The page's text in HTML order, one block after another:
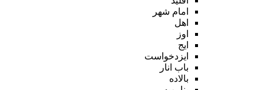
امام شهر
اهل
اوز
ایج
ایزدخواست
باب انار
بالاده